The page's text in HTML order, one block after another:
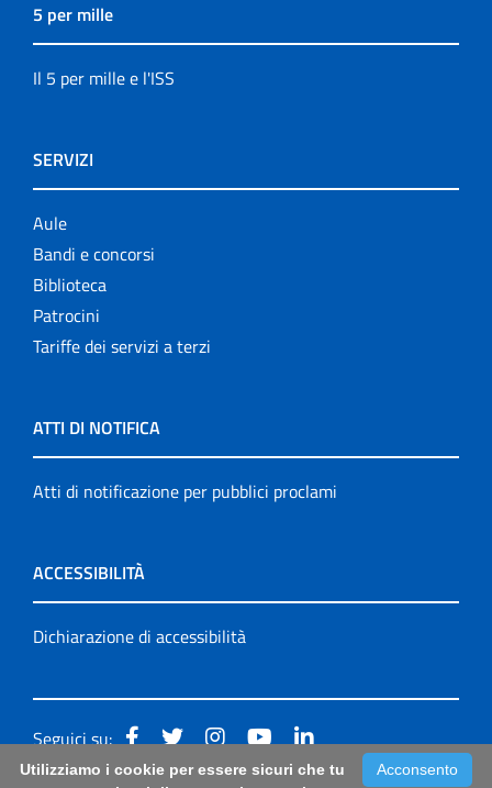
5 per mille
Il 5 per mille e l'ISS
SERVIZI
Aule
Bandi e concorsi
Biblioteca
Patrocini
Tariffe dei servizi a terzi
ATTI DI NOTIFICA
Atti di notificazione per pubblici proclami
ACCESSIBILITÀ
Dichiarazione di accessibilità
Seguici su:
Acconsento
Utilizziamo i cookie per essere sicuri che tu